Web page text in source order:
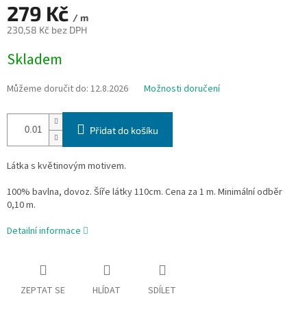
279 Kč / m
230,58 Kč bez DPH
cena:
Skladem
Můžeme doručit do: 12.8.2026 Možnosti doručení
Přidat do košíku
Látka s květinovým motivem.
100% bavlna, dovoz. Šíře látky 110cm. Cena za 1 m. Minimální odběr
0,10 m.
Detailní informace
ZEPTAT SE HLÍDAT SDÍLET